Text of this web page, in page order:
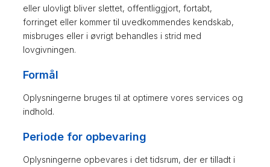
eller ulovligt bliver slettet, offentliggjort, fortabt,
forringet eller kommer til uvedkommendes kendskab,
misbruges eller i øvrigt behandles i strid med
lovgivningen.
Formål
Oplysningerne bruges til at optimere vores services og
indhold.
Periode for opbevaring
Oplysningerne opbevares i det tidsrum, der er tilladt i